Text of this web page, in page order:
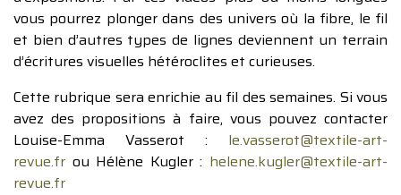
vous pourrez plonger dans des univers où la fibre, le fil
et bien d’autres types de lignes deviennent un terrain
d’écritures visuelles hétéroclites et curieuses.
Cette rubrique sera enrichie au fil des semaines. Si vous
avez des propositions à faire, vous pouvez contacter
Louise-Emma Vasserot : le.vasserot@textile-art-
revue.fr ou Hélène Kugler : helene.kugler@textile-art-
revue.fr